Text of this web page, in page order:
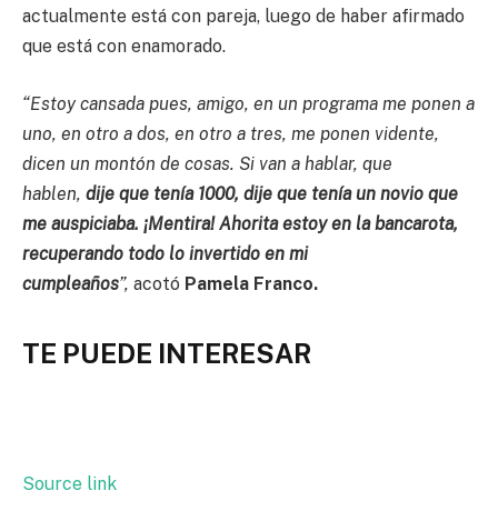
actualmente está con pareja, luego de haber afirmado
que está con enamorado.
“Estoy cansada pues, amigo, en un programa me ponen a
uno, en otro a dos, en otro a tres, me ponen vidente,
dicen un montón de cosas. Si van a hablar, que
hablen, dije que tenía 1000, dije que tenía un novio que
me auspiciaba. ¡Mentira! Ahorita estoy en la bancarota,
recuperando todo lo invertido en mi
cumpleaños”, acotó Pamela Franco.
TE PUEDE INTERESAR
Source link